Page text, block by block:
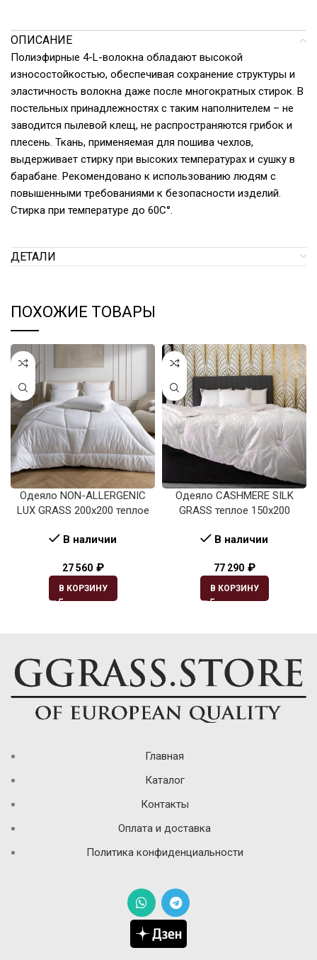
ОПИСАНИЕ
Полиэфирные 4-L-волокна обладают высокой
износостойкостью, обеспечивая сохранение структуры и
эластичность волокна даже после многократных стирок. В
постельных принадлежностях с таким наполнителем – не
заводится пылевой клещ, не распространяются грибок и
плесень. Ткань, применяемая для пошива чехлов,
выдерживает стирку при высоких температурах и сушку в
барабане. Рекомендовано к использованию людям с
повышенными требованиями к безопасности изделий.
Стирка при температуре до 60С°.
ДЕТАЛИ
ПОХОЖИЕ ТОВАРЫ
Одеяло NON-ALLERGENIC
LUX GRASS 200х200 теплое
В наличии
27 560 ₽
В КОРЗИНУ
Одеяло CASHMERE SILK
GRASS теплое 150х200
В наличии
77 290 ₽
В КОРЗИНУ
Главная
Каталог
Контакты
Оплата и доставка
Политика конфиденциальности